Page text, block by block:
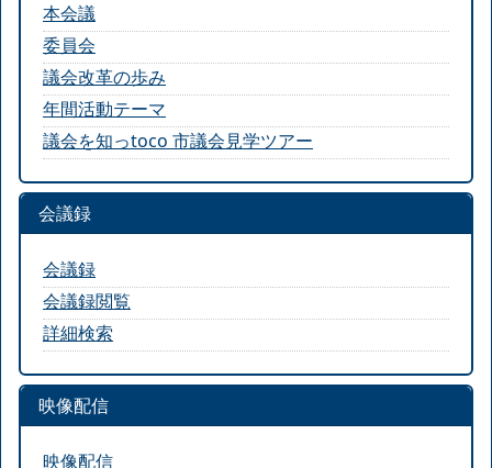
本会議
委員会
議会改革の歩み
年間活動テーマ
議会を知っtoco 市議会見学ツアー
会議録
会議録
会議録閲覧
詳細検索
映像配信
映像配信